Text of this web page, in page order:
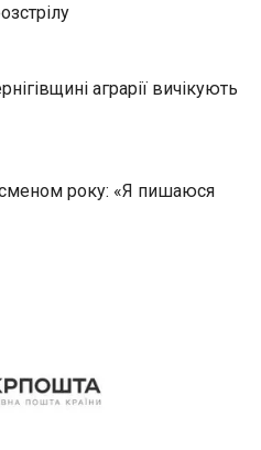
аграрії вичікують
року: «Я пишаюся